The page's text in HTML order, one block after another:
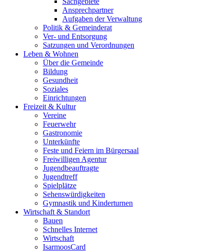
Ansprechpartner
Aufgaben der Verwaltung
Politik & Gemeinderat
Ver- und Entsorgung
Satzungen und Verordnungen
Leben & Wohnen
Über die Gemeinde
Bildung
Gesundheit
Soziales
Einrichtungen
Freizeit & Kultur
Vereine
Feuerwehr
Gastronomie
Unterkünfte
Feste und Feiern im Bürgersaal
Freiwilligen Agentur
Jugendbeauftragte
Jugendtreff
Spielplätze
Sehenswürdigkeiten
Gymnastik und Kinderturnen
Wirtschaft & Standort
Bauen
Schnelles Internet
Wirtschaft
IsarmoosCard